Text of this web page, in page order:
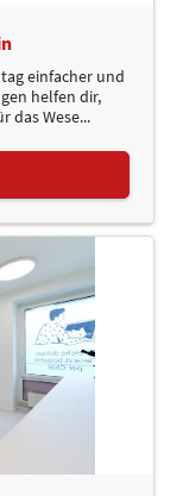
einfacher und
helfen dir,
das Wese...